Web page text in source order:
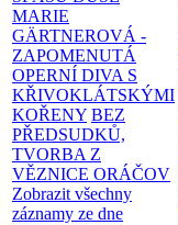
MARIE
GÄRTNEROVÁ -
ZAPOMENUTÁ
OPERNÍ DIVA S
KŘIVOKLÁTSKÝMI
KOŘENY BEZ
PŘEDSUDKŮ,
TVORBA Z
VĚZNICE ORÁČOV
Zobrazit všechny
záznamy ze dne